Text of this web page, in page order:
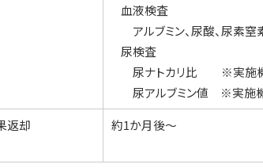
血液検査
アルブミン、尿酸、尿素窒
尿検査
尿ナトカリ比 ※実施機関
尿アルブミン値 ※実施機関
返却
約1か月後～